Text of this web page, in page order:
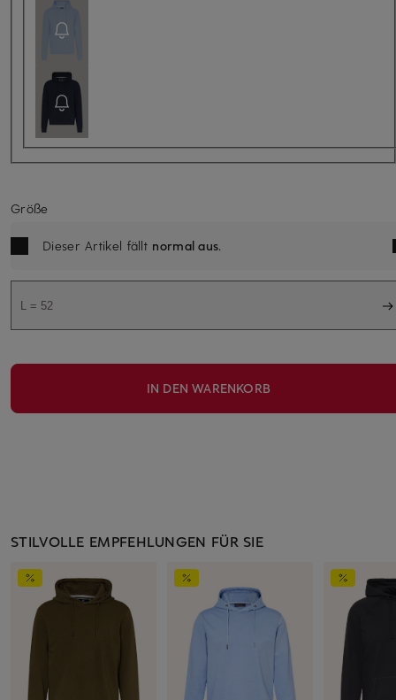
Größe
Dieser Artikel fällt normal aus.
L = 52
IN DEN WARENKORB
STILVOLLE EMPFEHLUNGEN FÜR SIE